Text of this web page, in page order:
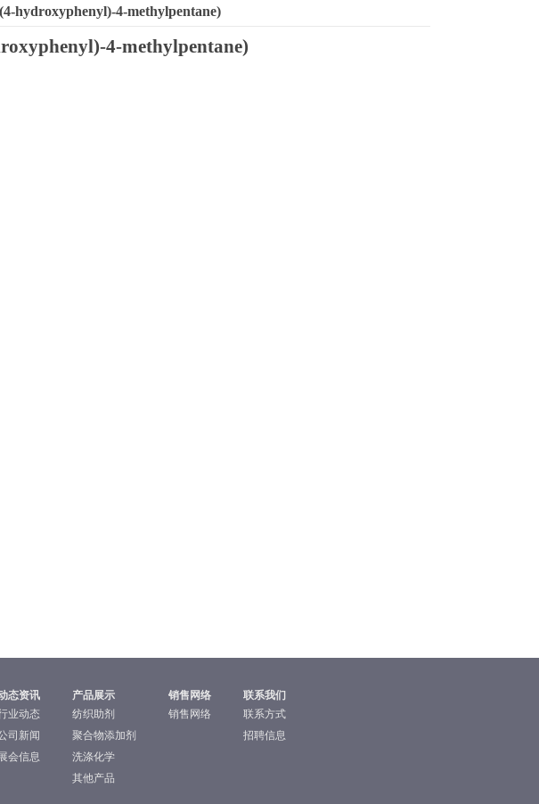
hydroxyphenyl)-4-methylpentane)
4-methylpentane)
态资讯
业动态
司新闻
会信息
产品展示
纺织助剂
聚合物添加剂
洗涤化学
其他产品
销售网络
销售网络
联系我们
联系方式
招聘信息